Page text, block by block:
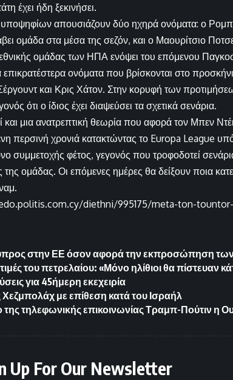
έχει ήδη ξεκινήσει.
απουσιάζουν δύο ηχηρά ονόματα: ο
ομάδα στα μέσα της σεζόν, και ο Μαουρίτσιο
ομάδας των ΗΠΑ ενόψει του επόμενου
επικρατέστερα ονόματα που βρίσκονται στο
και Κρις Χάτον. Στην κορυφή των
ότι ο ίδιος έχει διαψεύσει τα σχετικά σενάρια.
και μια ανατρεπτική θεωρία που αφορά τον Μπεν
περσινή χρονιά κατακτώντας το Europa League
συμμετοχής φέτος, γεγονός που τροφοδοτεί
ομάδας. Οι επόμενες ημέρες θα δείξουν ποια
diethni/995175/meta-ton-
στην ΕΕ όσον αφορά την εκπροσώπηση των
του πετρελαίου: «Μόνο ηλίθιοι θα πίστευαν
για 45ήμερη εκεχειρία
Χεζμπολάχ με επίθεση κατά του Ισραήλ
της τηλεφωνικής επικοινωνίας Τραμπ-Πούτιν η
Up For Our Newsletter